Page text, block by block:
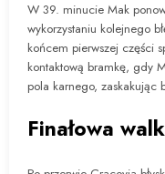
W 39. minucie Mak
wykorzystaniu kolejnego
końcem pierwszej części
kontaktową bramkę, gdy
pola karnego, zaskakując
Finałowa